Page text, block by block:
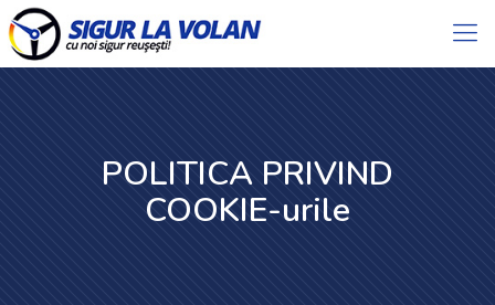
POLITICA PRIVIND
COOKIE-urile